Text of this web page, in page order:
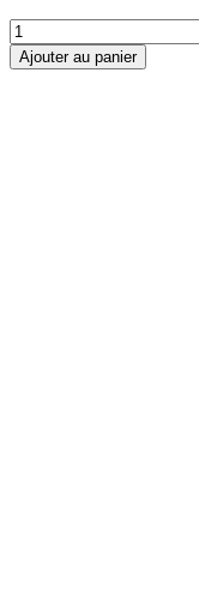
Ajouter au panier